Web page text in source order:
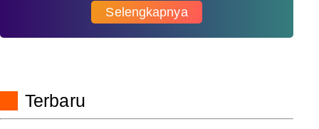
Selengkapnya
Terbaru